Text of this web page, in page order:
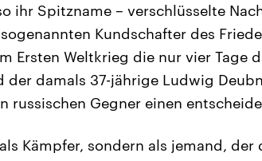
ihr Spitzname – verschlüsselte
Kundschafter des
Ersten Weltkrieg die nur vier Tage
der damals 37-jährige Ludwig
russischen Gegner einen
Kämpfer, sondern als jemand,